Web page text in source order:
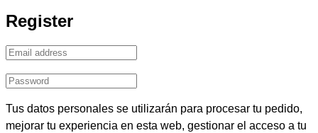
Register
Tus datos personales se utilizarán para procesar tu pedido,
mejorar tu experiencia en esta web, gestionar el acceso a tu